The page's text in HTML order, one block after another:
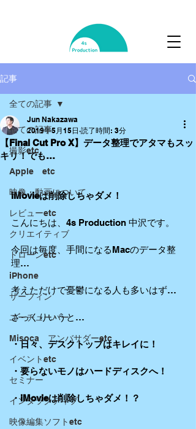
記事
全ての記事
撮影etc
Apple etc
映像・動画について
レビューetc
クリエイティブ
ドローンetc
iPhone
サーフィン
ユーチューバー
Misoca アンバサダーetc
イベントetc
セミナー
インタラクティブ
映像編集ソフトetc
全ての記事
【Final Cut Pro X】データ整理でアタマもスッ
キリ！でも…
Jun Nakazawa
2019年5月15日 読了時間: 3分
iMovieは削除しちゃダメ！
こんにちは、4s Production 中沢です。
今回は毎度、手間になるMacのデータ整
理…
考えただけで憂鬱になる人も多いはず…
ざっくりいうと…
・日々、デスクトップはキレイに！
・要らないモノはハードディスクへ！
・iMovieは削除しちゃダメ！？